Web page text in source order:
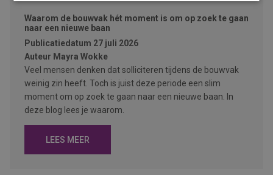
Waarom de bouwvak hét moment is om op zoek te gaan
naar een nieuwe baan
Publicatiedatum 27 juli 2026
Auteur Mayra Wokke
Veel mensen denken dat solliciteren tijdens de bouwvak
weinig zin heeft. Toch is juist deze periode een slim
moment om op zoek te gaan naar een nieuwe baan. In
deze blog lees je waarom.
LEES MEER